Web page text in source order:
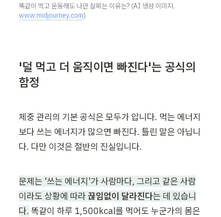
www.midjourney.com)
'덜 먹고 더 움직이면 빠진다'는 공식의
함정
체중 관리의 기본 공식은 모두가 압니다. 먹는 에너지
보다 쓰는 에너지가 많으면 빠진다. 틀린 말은 아닙니
다. 다만 이것은 절반의 진실입니다.
문제는 '쓰는 에너지'가 사람마다, 그리고 같은 사람
이라도 상황에 따라 끊임없이 달라진다는 데 있습니
다. 똑같이 하루 1,500kcal를 먹어도 누군가의 몸은